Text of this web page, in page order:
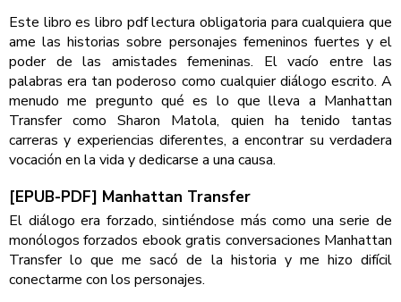
Este libro es libro pdf lectura obligatoria para cualquiera que
ame las historias sobre personajes femeninos fuertes y el
poder de las amistades femeninas. El vacío entre las
palabras era tan poderoso como cualquier diálogo escrito. A
menudo me pregunto qué es lo que lleva a Manhattan
Transfer como Sharon Matola, quien ha tenido tantas
carreras y experiencias diferentes, a encontrar su verdadera
vocación en la vida y dedicarse a una causa.
[EPUB-PDF] Manhattan Transfer
El diálogo era forzado, sintiéndose más como una serie de
monólogos forzados ebook gratis conversaciones Manhattan
Transfer lo que me sacó de la historia y me hizo difícil
conectarme con los personajes.